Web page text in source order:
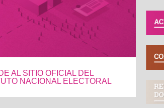
AL SITIO OFICIAL DEL
NACIONAL ELECTORAL